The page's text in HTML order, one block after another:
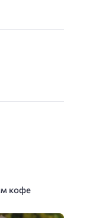
кофе